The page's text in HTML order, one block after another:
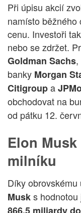
Při úpisu akcií
namísto
cenu. Investoři
nebo se zdržet.
Goldman Sachs
banky Morgan
Citigroupa
obchodovat na
od pátku 12.
Elon
milníku
Díky obrovskému
Musks